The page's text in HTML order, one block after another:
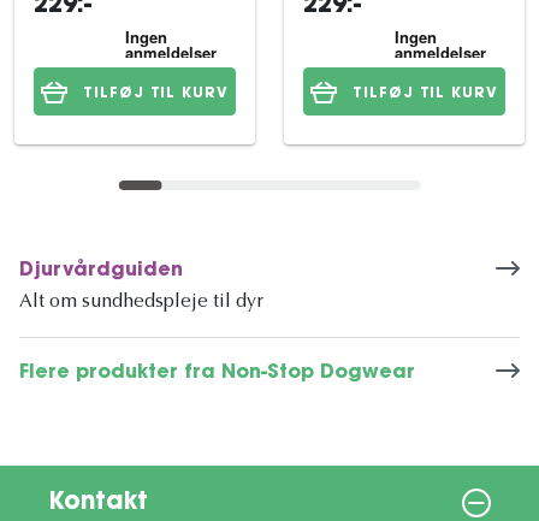
229:-
TILFØJ TIL KURV
229:-
TILFØJ TIL KURV
Djurvårdguiden
Alt om sundhedspleje til dyr
Flere produkter fra Non-Stop Dogwear
Kontakt